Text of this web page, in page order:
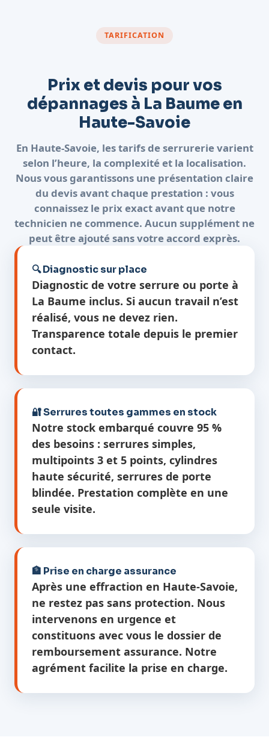
TARIFICATION
Prix et devis pour vos
dépannages à La Baume en
Haute-Savoie
En Haute-Savoie, les tarifs de serrurerie varient
selon l’heure, la complexité et la localisation.
Nous vous garantissons une présentation claire
du devis avant chaque prestation : vous
connaissez le prix exact avant que notre
technicien ne commence. Aucun supplément ne
peut être ajouté sans votre accord exprès.
🔍 Diagnostic sur place
Diagnostic de votre serrure ou porte à
La Baume inclus. Si aucun travail n’est
réalisé, vous ne devez rien.
Transparence totale depuis le premier
contact.
🔐 Serrures toutes gammes en stock
Notre stock embarqué couvre 95 %
des besoins : serrures simples,
multipoints 3 et 5 points, cylindres
haute sécurité, serrures de porte
blindée. Prestation complète en une
seule visite.
🏦 Prise en charge assurance
Après une effraction en Haute-Savoie,
ne restez pas sans protection. Nous
intervenons en urgence et
constituons avec vous le dossier de
remboursement assurance. Notre
agrément facilite la prise en charge.